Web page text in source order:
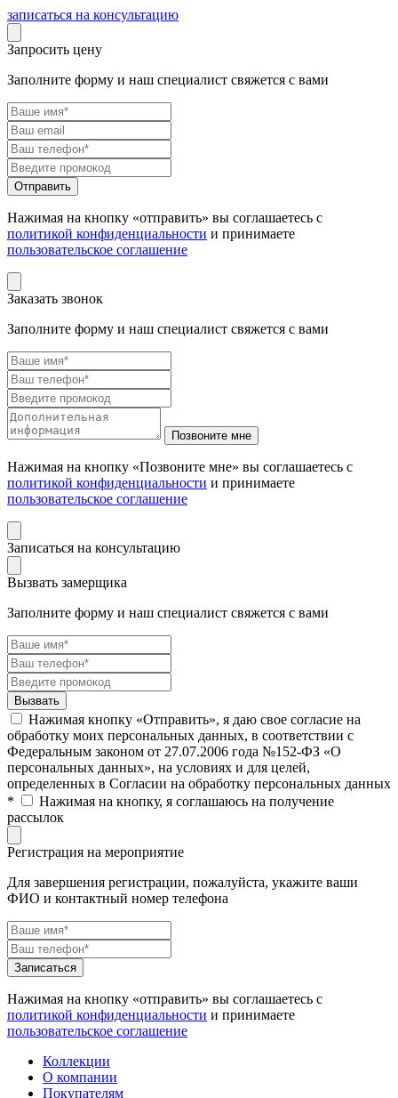
записаться на консультацию
Запросить цену
Заполните форму и наш специалист свяжется с вами
Нажимая на кнопку «отправить» вы соглашаетесь с
политикой конфиденциальности и принимаете
пользовательское соглашение
Заказать звонок
Заполните форму и наш специалист свяжется с вами
Нажимая на кнопку «Позвоните мне» вы соглашаетесь с
политикой конфиденциальности и принимаете
пользовательское соглашение
Записаться на консультацию
Вызвать замерщика
Заполните форму и наш специалист свяжется с вами
Нажимая кнопку «Отправить», я даю свое согласие на
обработку моих персональных данных, в соответствии с
Федеральным законом от 27.07.2006 года №152-ФЗ «О
персональных данных», на условиях и для целей,
определенных в Согласии на обработку персональных данных
*
Нажимая на кнопку, я соглашаюсь на получение
рассылок
Регистрация на мероприятие
Для завершения регистрации, пожалуйста, укажите ваши
ФИО и контактный номер телефона
Нажимая на кнопку «отправить» вы соглашаетесь с
политикой конфиденциальности и принимаете
пользовательское соглашение
Коллекции
О компании
Покупателям